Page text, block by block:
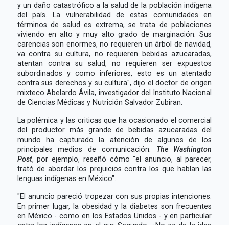
y un daño catastrófico a la salud de la población indígena
del país. La vulnerabilidad de estas comunidades en
términos de salud es extrema, se trata de poblaciones
viviendo en alto y muy alto grado de marginación. Sus
carencias son enormes, no requieren un árbol de navidad,
va contra su cultura, no requieren bebidas azucaradas,
atentan contra su salud, no requieren ser expuestos
subordinados y como inferiores, esto es un atentado
contra sus derechos y su cultura", dijo el doctor de origen
mixteco Abelardo Ávila, investigador del Instituto Nacional
de Ciencias Médicas y Nutrición Salvador Zubiran.
La polémica y las criticas que ha ocasionado el comercial
del productor más grande de bebidas azucaradas del
mundo ha capturado la atención de algunos de los
principales medios de comunicación. The Washington
Post, por ejemplo, reseñó cómo "el anuncio, al parecer,
trató de abordar los prejuicios contra los que hablan las
lenguas indígenas en México".
"El anuncio pareció tropezar con sus propias intenciones.
En primer lugar, la obesidad y la diabetes son frecuentes
en México - como en los Estados Unidos - y en particular